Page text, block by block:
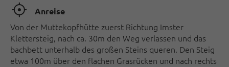
🞞 Anreise
Von der Muttekopfhütte zuerst Richtung Imster
Klettersteig, nach ca. 30m den Weg verlassen und das
bachbett unterhalb des großen Steins queren. Den Steig
etwa 100m über den flachen Grasrücken und nach rechts